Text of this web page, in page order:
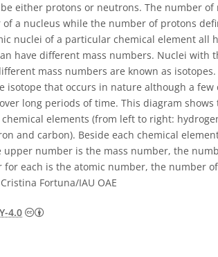
either protons or neutrons. The number of
of a nucleus while the number of protons
nuclei of a particular chemical element all
have different mass numbers. Nuclei with
mass numbers are known as
isotope that occurs in nature although a few
long periods of time. This diagram
elements (from left to right:
and carbon). Beside each chemical
upper number is the mass number, the
for each is the atomic number, the number
Fortuna/IAU OAE
4.0 Creative Commons Reconocimiento